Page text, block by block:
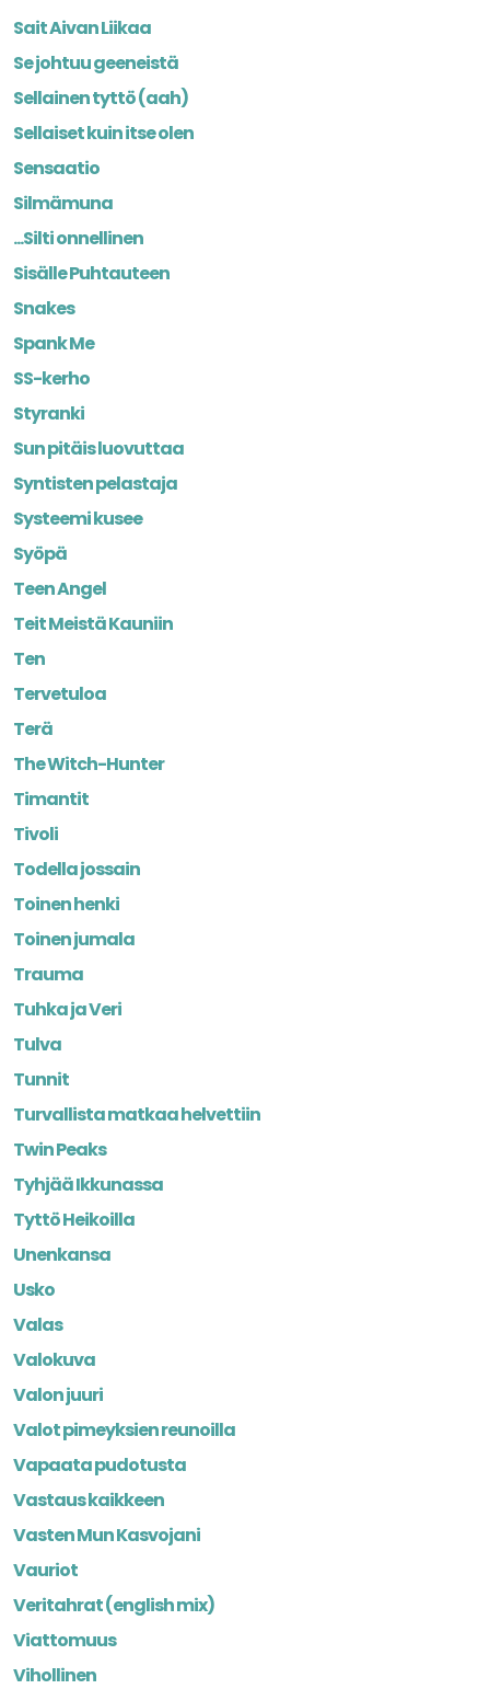
Sait Aivan Liikaa
Se johtuu geeneistä
Sellainen tyttö (aah)
Sellaiset kuin itse olen
Sensaatio
Silmämuna
...Silti onnellinen
Sisälle Puhtauteen
Snakes
Spank Me
SS-kerho
Styranki
Sun pitäis luovuttaa
Syntisten pelastaja
Systeemi kusee
Syöpä
Teen Angel
Teit Meistä Kauniin
Ten
Tervetuloa
Terä
The Witch-Hunter
Timantit
Tivoli
Todella jossain
Toinen henki
Toinen jumala
Trauma
Tuhka ja Veri
Tulva
Tunnit
Turvallista matkaa helvettiin
Twin Peaks
Tyhjää Ikkunassa
Tyttö Heikoilla
Unenkansa
Usko
Valas
Valokuva
Valon juuri
Valot pimeyksien reunoilla
Vapaata pudotusta
Vastaus kaikkeen
Vasten Mun Kasvojani
Vauriot
Veritahrat (english mix)
Viattomuus
Vihollinen